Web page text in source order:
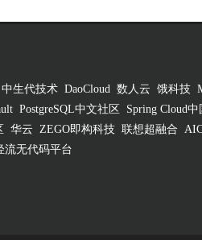
中生代技术 DaoCloud 数人云 饿科技
PostgreSQL中文社区 Spring Cloud中
华云 ZEGO即构科技 联想超融合
流无代码平台